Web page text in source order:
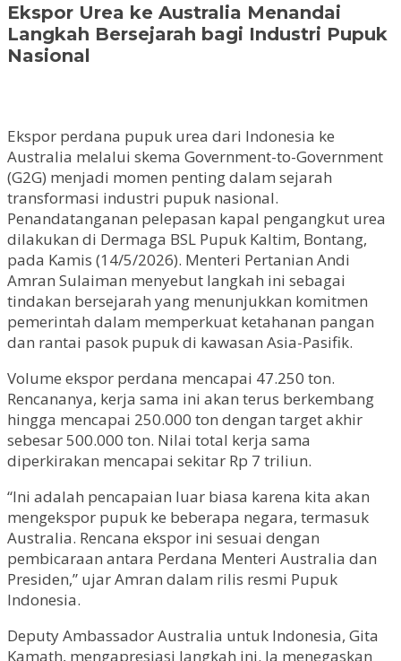
Ekspor Urea ke Australia Menandai
Langkah Bersejarah bagi Industri Pupuk
Nasional
Ekspor perdana pupuk urea dari Indonesia ke
Australia melalui skema Government-to-Government
(G2G) menjadi momen penting dalam sejarah
transformasi industri pupuk nasional.
Penandatanganan pelepasan kapal pengangkut urea
dilakukan di Dermaga BSL Pupuk Kaltim, Bontang,
pada Kamis (14/5/2026). Menteri Pertanian Andi
Amran Sulaiman menyebut langkah ini sebagai
tindakan bersejarah yang menunjukkan komitmen
pemerintah dalam memperkuat ketahanan pangan
dan rantai pasok pupuk di kawasan Asia-Pasifik.
Volume ekspor perdana mencapai 47.250 ton.
Rencananya, kerja sama ini akan terus berkembang
hingga mencapai 250.000 ton dengan target akhir
sebesar 500.000 ton. Nilai total kerja sama
diperkirakan mencapai sekitar Rp 7 triliun.
“Ini adalah pencapaian luar biasa karena kita akan
mengekspor pupuk ke beberapa negara, termasuk
Australia. Rencana ekspor ini sesuai dengan
pembicaraan antara Perdana Menteri Australia dan
Presiden,” ujar Amran dalam rilis resmi Pupuk
Indonesia.
Deputy Ambassador Australia untuk Indonesia, Gita
Kamath, mengapresiasi langkah ini. Ia menegaskan